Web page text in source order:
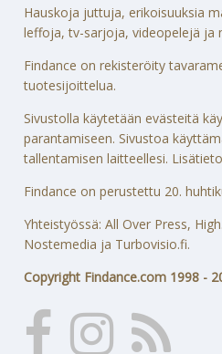
Hauskoja juttuja, erikoisuuksia
leffoja, tv-sarjoja, videopelejä ja
Findance on rekisteröity
tuotesijoittelua.
Sivustolla käytetään evästeitä
parantamiseen. Sivustoa
tallentamisen laitteellesi.
Findance on perustettu 20.
Yhteistyössä: All Over Press,
Nostemedia ja Turbovisio.fi.
Copyright Findance.com 1998 -